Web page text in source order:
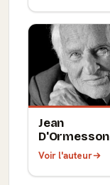
Jean
D'Ormesson
Voir l'auteur